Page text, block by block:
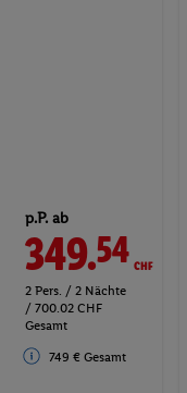
p.P. ab
349.54CHF
2 Pers. / 2 Nächte
/ 700.02 CHF
Gesamt
749 € Gesamt